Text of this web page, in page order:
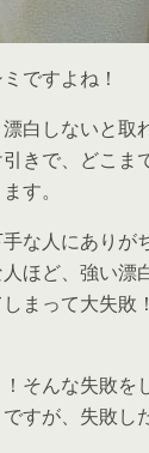
ですよね！
白しないと取
きで、どこま
す。
な人にありが
ほど、強い漂
まって大失敗
そんな失敗を
すが、失敗し